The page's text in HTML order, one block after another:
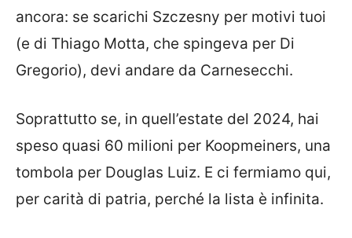
ancora: se scarichi Szczesny per motivi tuoi
(e di Thiago Motta, che spingeva per Di
Gregorio), devi andare da Carnesecchi.
Soprattutto se, in quell’estate del 2024, hai
speso quasi 60 milioni per Koopmeiners, una
tombola per Douglas Luiz. E ci fermiamo qui,
per carità di patria, perché la lista è infinita.